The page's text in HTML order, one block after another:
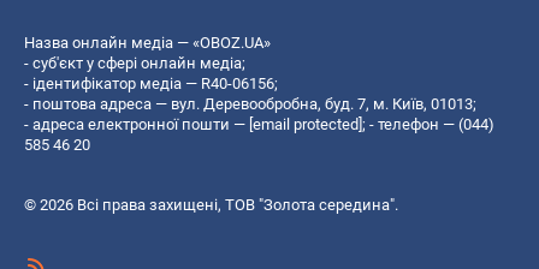
Назва онлайн медіа — «OBOZ.UA»
- суб'єкт у сфері онлайн медіа;
- ідентифікатор медіа — R40-06156;
- поштова адреса — вул. Деревообробна, буд. 7, м. Київ, 01013;
- адреса електронної пошти — [email protected] ; - телефон — (044)
585 46 20
© 2026 Всі права захищені, ТОВ "Золота середина".